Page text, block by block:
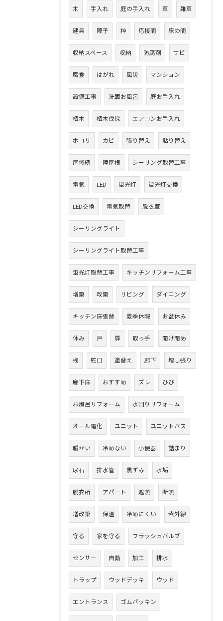
木 手入れ 庭の手入れ 草 雑草
建具 障子 枠 応接間 床の間
収納スペース 収納 防腐剤 サビ
腐食 はがれ 風災 マンション
設備工事 洗面お風呂 庭お手入れ
植木 植木伐採 エアコンお手入れ
ホコリ カビ 張り替え 貼り替え
屋修繕 陸屋根 シーリング取替工事
電気 LED 蛍光灯 蛍光灯交換
LED交換 電気取替 脱衣室
シーリングライト
シーリングライト取替工事
蛍光灯取替工事 キッチンリフォーム工事
増築 改築 リビング ダイニング
キッチン床張替 夏季休暇 お盆休み
休み 戸 扉 取っ手 開け閉め
桟 蛇口 塗替え 廊下 増し張り
廊下床 おすすめ ズレ ひび
お風呂リフォーム 水回りリフォーム
オール電化 ユニット ユニットバス
暖かい 冷めない 小便器 詰まり
尿石 排水管 黒ずみ 水垢
脱衣所 アパート 遮熱 断熱
増改築 保温 冷めにくい 紫外線
守る 家を守る フラッシュバルブ
センサー 自動 加工 排水
トラップ ウッドデッキ ウッド
エントランス ゴムパッキン